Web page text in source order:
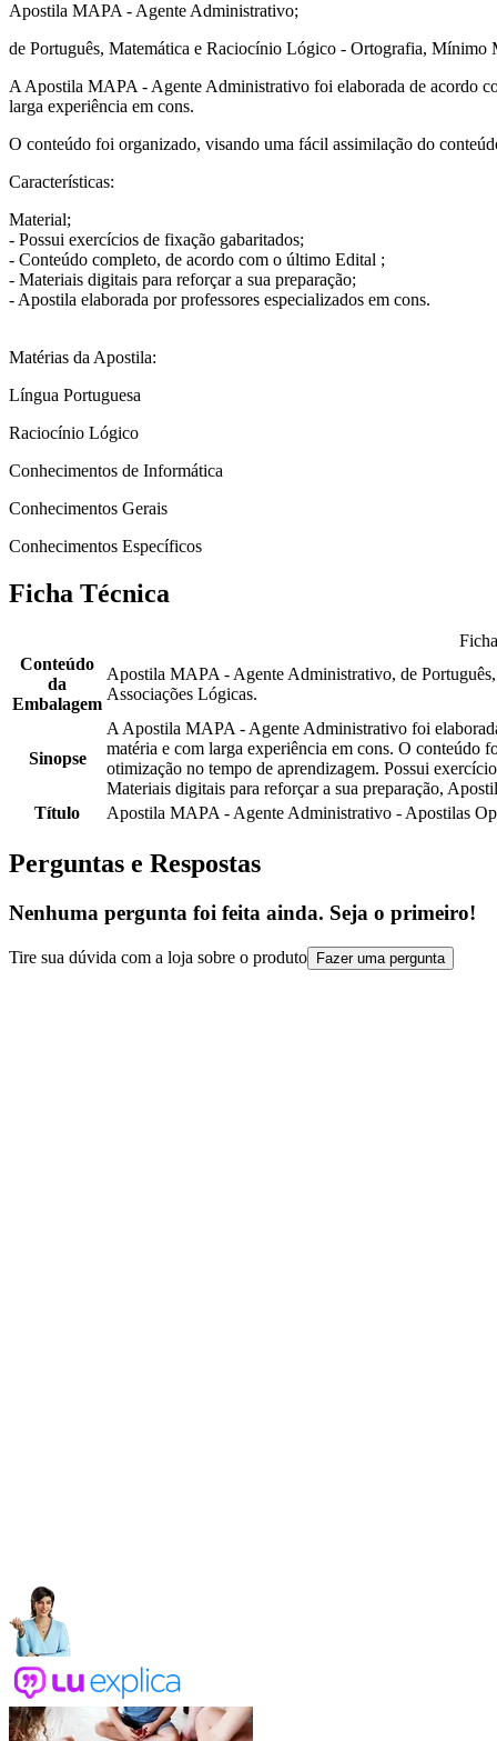
Apostila MAPA - Agente Administrativo;
de Português, Matemática e Raciocínio Lógico - Ortografia, Mínimo
A Apostila MAPA - Agente Administrativo foi elaborada de acordo
larga experiência em cons.
O conteúdo foi organizado, visando uma fácil assimilação do
Características:
Material;
- Possui exercícios de fixação gabaritados;
- Conteúdo completo, de acordo com o último Edital ;
- Materiais digitais para reforçar a sua preparação;
- Apostila elaborada por professores especializados em cons.
Matérias da Apostila:
Língua Portuguesa
Raciocínio Lógico
Conhecimentos de Informática
Conhecimentos Gerais
Conhecimentos Específicos
Ficha Técnica
Conteúdo
da
Embalagem
Apostila MAPA - Agente Administrativo, de
Associações Lógicas.
Sinopse
A Apostila MAPA - Agente Administrativo foi
matéria e com larga experiência em cons. O conteúdo
otimização no tempo de aprendizagem. Possui
Materiais digitais para reforçar a sua preparação,
Título
Apostila MAPA - Agente Administrativo - Apostilas
Perguntas e Respostas
Nenhuma pergunta foi feita ainda. Seja o primeiro!
Tire sua dúvida com a loja sobre o produto Fazer uma pergunta